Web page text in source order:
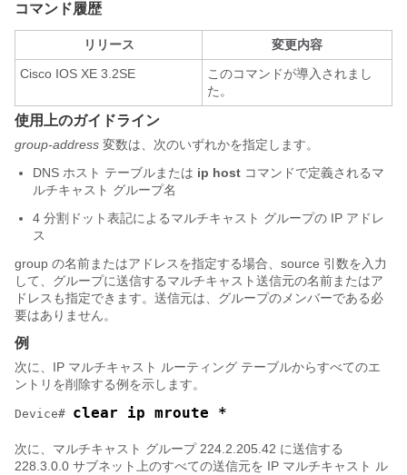
コマンド履歴
リリース
変更内容
Cisco IOS XE 3.2SE
このコマンドが導入されまし
た。
使用上のガイドライン
group-address 変数は、次のいずれかを指定します。
DNS ホスト テーブルまたは ip host コマンドで定義されるマ
ルチキャスト グループ名
4 分割ドット表記によるマルチキャスト グループの IP アドレ
ス
group の名前またはアドレスを指定する場合、source 引数を入力
して、グループに送信するマルチキャスト送信元の名前またはア
ドレスも指定できます。送信元は、グループのメンバーである必
要はありません。
例
次に、IP マルチキャスト ルーティング テーブルからすべてのエ
ントリを削除する例を示します。
Device# clear ip mroute *
次に、マルチキャスト グループ 224.2.205.42 に送信する
228.3.0.0 サブネット上のすべての送信元を IP マルチキャスト ル